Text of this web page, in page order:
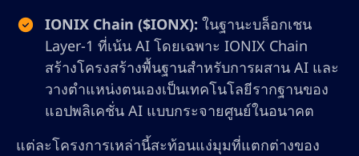
IONIX Chain ($IONX): ในฐานะบล็อกเชน
Layer-1 ที่เน้น AI โดยเฉพาะ IONIX Chain
สร้างโครงสร้างพื้นฐานสำหรับการผสาน AI และ
วางตำแหน่งตนเองเป็นเทคโนโลยีรากฐานของ
แอปพลิเคชั่น AI แบบกระจายศูนย์ในอนาคต
แต่ละโครงการเหล่านี้สะท้อนแง่มุมที่แตกต่างของ